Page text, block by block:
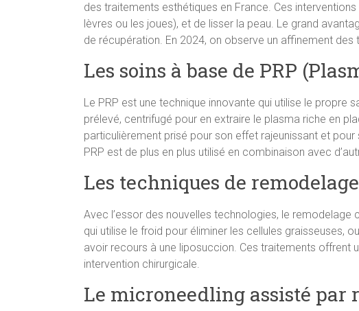
des traitements esthétiques en France. Ces
lèvres ou les joues), et de lisser la peau. Le grand
de récupération. En 2024, on observe un affinement
Les soins à base de PRP
Le PRP est une technique innovante qui utilise le
prélevé, centrifugé pour en extraire le plasma riche en
particulièrement prisé pour son effet rajeunissant et
PRP est de plus en plus utilisé en combinaison avec
Les techniques de
Avec l’essor des nouvelles technologies, le
qui utilise le froid pour éliminer les cellules graisseuses,
avoir recours à une liposuccion. Ces traitements offrent
intervention chirurgicale.
Le microneedling assisté par